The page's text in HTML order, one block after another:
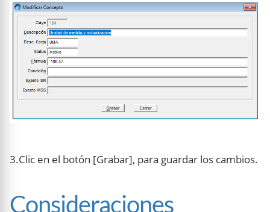
3.Clic en el botón [Grabar], para guardar los cambios.
Consideraciones